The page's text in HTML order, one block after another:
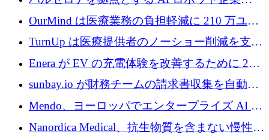
Theker が 8,500 万ドルを調達
OurMind は医療業務の負担軽減に 210 万ユー
ロを寄付
TurnUp は医療提供者のノーショー削減を支援
するために 200 万ユーロを調達
Enera が EV の充電体験を改善するために 200
万ドルを調達
sunbay.io が財務チームの請求書収集を自動化
するために 55 万ユーロを調達
Mendo、ヨーロッパでエンタープライズ AI 導
入を拡大するために 1,200 万ユーロを確保
Nanordica Medical、抗生物質を含まない慢性創